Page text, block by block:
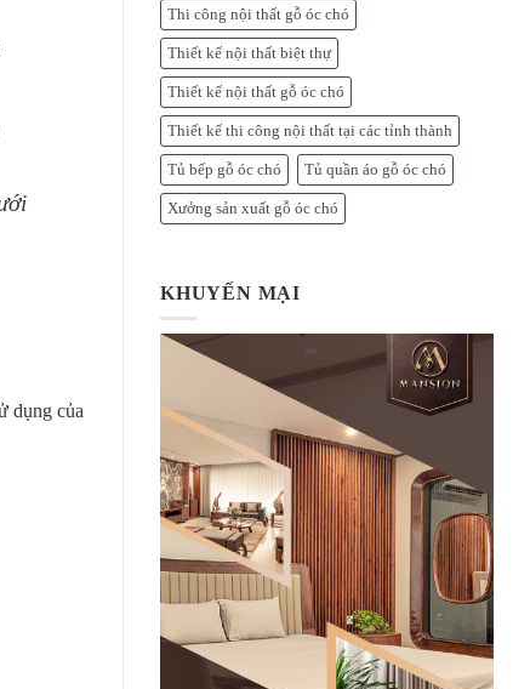
dụng của
Thi công nội thất gỗ óc chó
Thiết kế nội thất biệt thự
Thiết kế nội thất gỗ óc chó
Thiết kế thi công nội thất tại các tỉnh thành
Tủ bếp gỗ óc chó Tủ quần áo gỗ óc chó
Xưởng sản xuất gỗ óc chó
KHUYẾN MẠI